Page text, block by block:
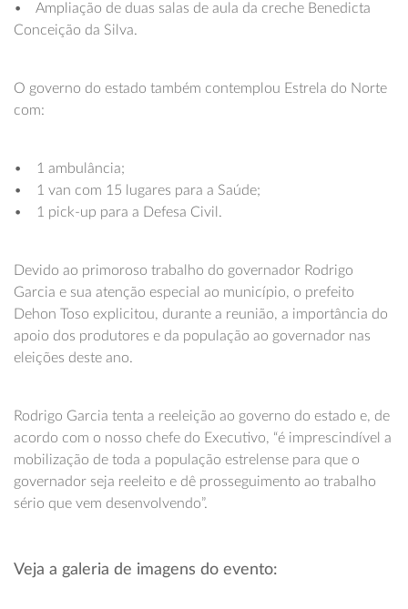
• Ampliação de duas salas de aula da creche Benedicta
Conceição da Silva.
O governo do estado também contemplou Estrela do Norte
com:
• 1 ambulância;
• 1 van com 15 lugares para a Saúde;
• 1 pick-up para a Defesa Civil.
Devido ao primoroso trabalho do governador Rodrigo
Garcia e sua atenção especial ao município, o prefeito
Dehon Toso explicitou, durante a reunião, a importância do
apoio dos produtores e da população ao governador nas
eleições deste ano.
Rodrigo Garcia tenta a reeleição ao governo do estado e, de
acordo com o nosso chefe do Executivo, “é imprescindível a
mobilização de toda a população estrelense para que o
governador seja reeleito e dê prosseguimento ao trabalho
sério que vem desenvolvendo”.
Veja a galeria de imagens do evento: